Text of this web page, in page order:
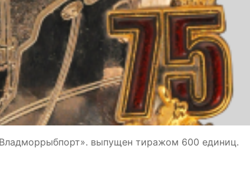
выпущен тиражом 600 единиц.